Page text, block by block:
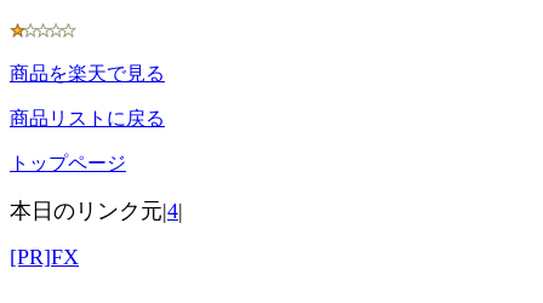
商品を楽天で見る
商品リストに戻る
トップページ
本日のリンク元|4|
[PR]FX